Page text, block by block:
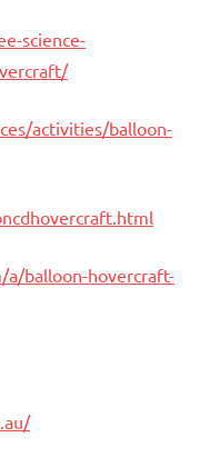
science-
activities/balloon-
balloon-hovercraft-